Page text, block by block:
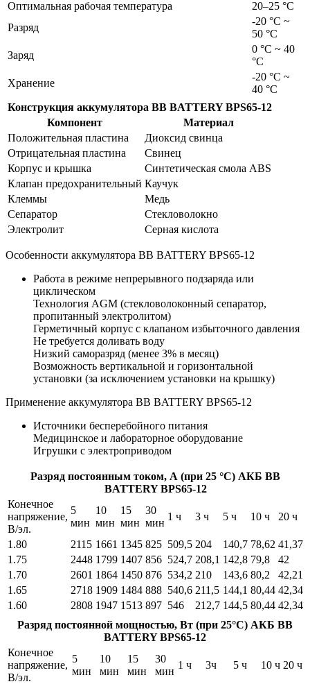
Оптимальная рабочая температура
20–25 °С
Разряд
-20 °С ~
50 °С
Заряд
0 °С ~ 40
°С
Хранение
-20 °С ~
40 °С
Конструкция аккумулятора BB BATTERY BPS65-12
Компонент
Материал
Положительная пластина
Диоксид свинца
Отрицательная пластина
Свинец
Корпус и крышка
Синтетическая смола ABS
Клапан предохранительный Каучук
Клеммы
Медь
Сепаратор
Стекловолокно
Электролит
Серная кислота
Особенности аккумулятора BB BATTERY BPS65-12
Работа в режиме непрерывного подзаряда или
циклическом
Технология AGM (стекловолоконный сепаратор,
пропитанный электролитом)
Герметичный корпус с клапаном избыточного давления
Не требуется доливать воду
Низкий саморазряд (менее 3% в месяц)
Возможность вертикальной и горизонтальной
установки (за исключением установки на крышку)
Применение аккумулятора BB BATTERY BPS65-12
Источники бесперебойного питания
Медицинское и лабораторное оборудование
Игрушки с электроприводом
Разряд постоянным током, А (при 25 °С) АКБ BB
BATTERY BPS65-12
Конечное
напряжение,
В/эл.
5
мин
10
мин
15
мин
30
мин
1 ч 3 ч 5 ч 10 ч 20 ч
1.80 2115 1661 1345 825 509,5 204 140,7 78,62 41,37
1.75
2448 1799 1407 856 524,7 208,1 142,8 79,8
42
1.70
2601 1864 1450 876 534,2 210 143,6 80,2
42,21
1.65
2718 1909 1484 888 540,6 211,5 144,1 80,44 42,34
1.60
2808 1947 1513 897 546 212,7 144,5 80,44 42,34
Разряд постоянной мощностью, Вт (при 25°С) АКБ BB
BATTERY BPS65-12
Конечное
напряжение,
В/эл.
5
мин
10
мин
15
мин
30
мин
1 ч 3ч 5 ч 10 ч 20 ч